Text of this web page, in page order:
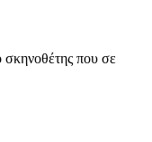
που σε